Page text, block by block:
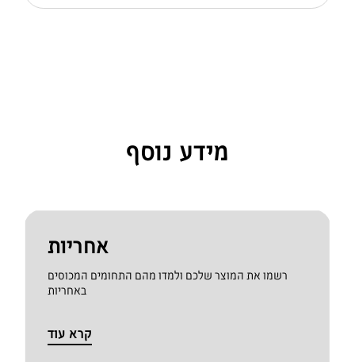
מידע נוסף
אחריות
רשמו את המוצר שלכם ולמדו מהם התחומים המכוסים
באחריות
קרא עוד